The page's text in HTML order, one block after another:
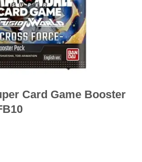
Card Game Booster